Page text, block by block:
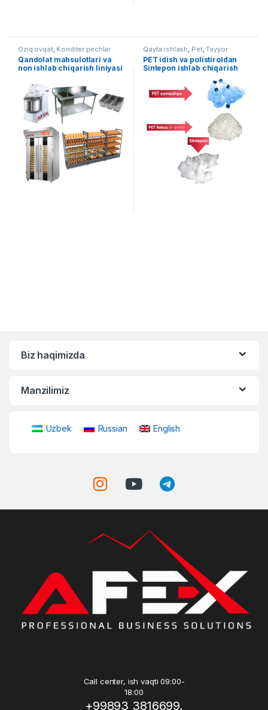
Oziq ovqat, Konditer pechlar
Qandolat mahsulotlari va
non ishlab chiqarish liniyasi
Qayta ishlash Pet,Tayyor
liniyalar
PET idish va polistiroldan
Sintepon ishlab chiqarish
Biz haqimizda
Manzilimiz
Uzbek Russian English
Call center, ish vaqti 09:00-
18:00
+99893 3816699,